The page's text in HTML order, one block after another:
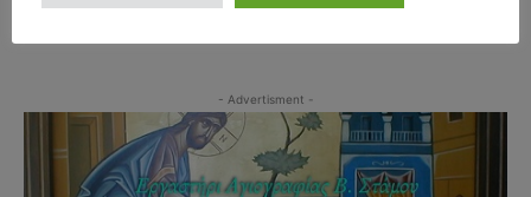
- Advertisment -